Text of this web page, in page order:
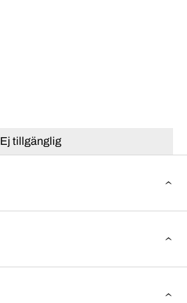
Ej tillgänglig